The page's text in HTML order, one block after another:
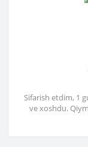
Sifarish etdim, 1
ve xoshdu.